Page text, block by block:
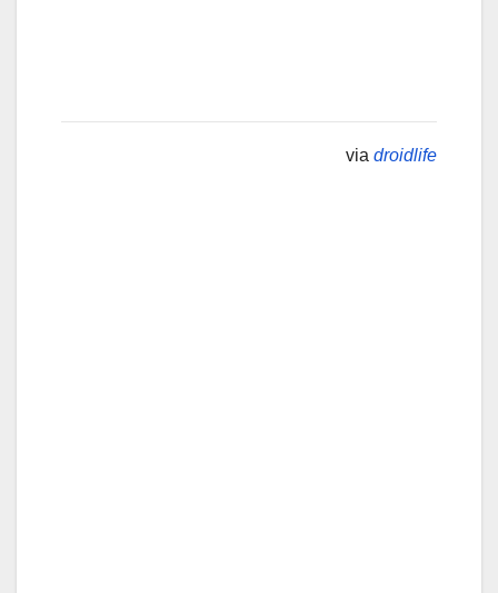
via droidlife